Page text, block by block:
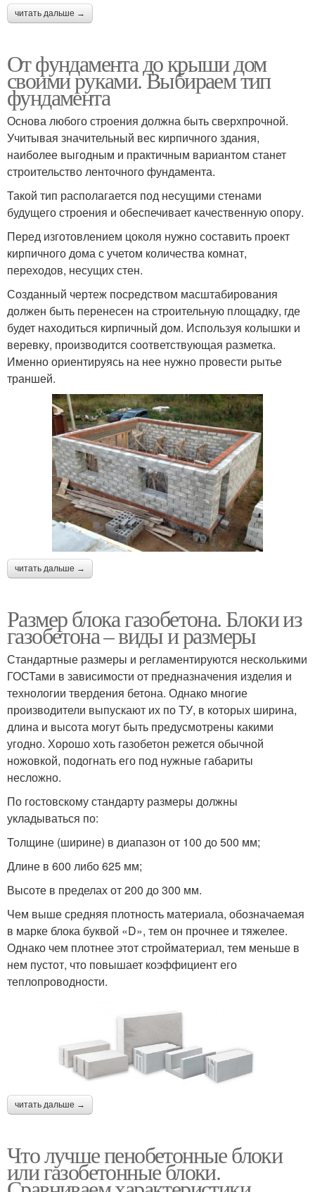
читать дальше →
От фундамента до крыши дом
своими руками. Выбираем тип
фундамента
Основа любого строения должна быть сверхпрочной.
Учитывая значительный вес кирпичного здания,
наиболее выгодным и практичным вариантом станет
строительство ленточного фундамента.
Такой тип располагается под несущими стенами
будущего строения и обеспечивает качественную опору.
Перед изготовлением цоколя нужно составить проект
кирпичного дома с учетом количества комнат,
переходов, несущих стен.
Созданный чертеж посредством масштабирования
должен быть перенесен на строительную площадку, где
будет находиться кирпичный дом. Используя колышки и
веревку, производится соответствующая разметка.
Именно ориентируясь на нее нужно провести рытье
траншей.
читать дальше →
Размер блока газобетона. Блоки из
газобетона – виды и размеры
Стандартные размеры и регламентируются несколькими
ГОСТами в зависимости от предназначения изделия и
технологии твердения бетона. Однако многие
производители выпускают их по ТУ, в которых ширина,
длина и высота могут быть предусмотрены какими
угодно. Хорошо хоть газобетон режется обычной
ножовкой, подогнать его под нужные габариты
несложно.
По гостовскому стандарту размеры должны
укладываться по:
Толщине (ширине) в диапазон от 100 до 500 мм;
Длине в 600 либо 625 мм;
Высоте в пределах от 200 до 300 мм.
Чем выше средняя плотность материала, обозначаемая
в марке блока буквой «D», тем он прочнее и тяжелее.
Однако чем плотнее этот стройматериал, тем меньше в
нем пустот, что повышает коэффициент его
теплопроводности.
читать дальше →
Что лучше пенобетонные блоки
или газобетонные блоки.